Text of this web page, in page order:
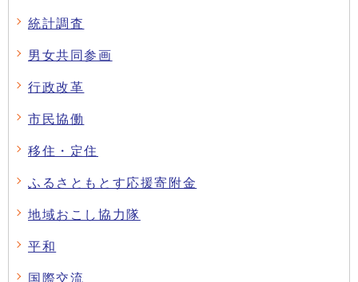
統計調査
男女共同参画
行政改革
市民協働
移住・定住
ふるさともとす応援寄附金
地域おこし協力隊
平和
国際交流